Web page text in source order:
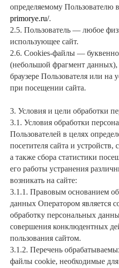
определяемому Пользователю
primorye.ru/.
2.5. Пользователь — любое
использующее сайт.
2.6. Cookies-файлы —
(небольшой фрагмент данных),
браузере Пользователя или на
при посещении сайта.
3. Условия и цели обработки
3.1. Условия обработки
Пользователей в целях
посетителя сайта и устройств,
а также сбора статистики
его работы устранения
возникать на сайте:
3.1.1. Правовым основанием
данных Оператором является
обработку персональных
совершения конклюдентных
пользования сайтом.
3.1.2. Перечень
файлы cookie, необходимые